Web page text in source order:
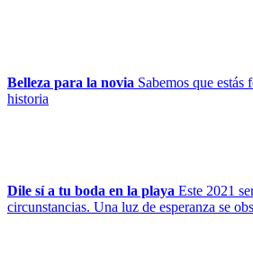
Belleza para la novia Sabemos que
historia
Dile sí a tu boda en la playa Este 2021
circunstancias. Una luz de esperanza se